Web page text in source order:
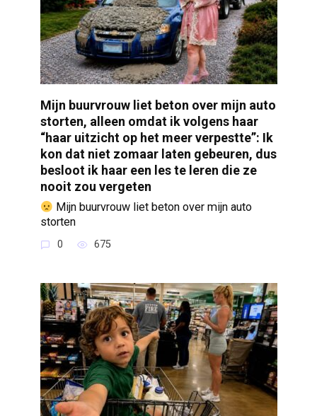
Mijn buurvrouw liet beton over mijn auto
storten, alleen omdat ik volgens haar
“haar uitzicht op het meer verpestte”: Ik
kon dat niet zomaar laten gebeuren, dus
besloot ik haar een les te leren die ze
nooit zou vergeten
Mijn buurvrouw liet beton over mijn auto
storten
0 675